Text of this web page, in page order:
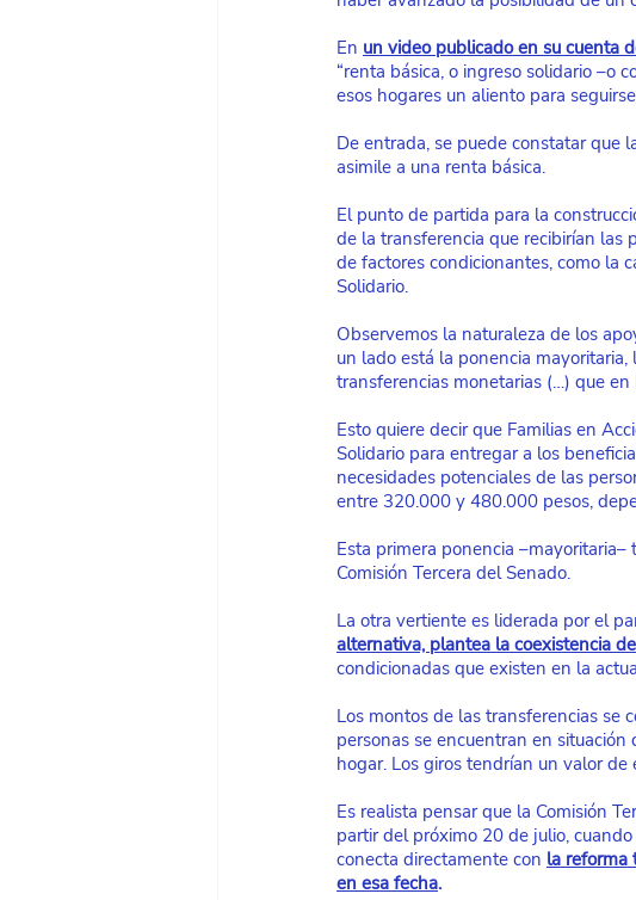
En un video publicado en su cuenta
“renta básica, o ingreso solidario –o
esos hogares un aliento para
De entrada, se puede constatar que
asimile a una renta básica.
El punto de partida para la
de la transferencia que recibirían las
de factores condicionantes, como la
Solidario.
Observemos la naturaleza de los
un lado está la ponencia
transferencias monetarias (…) que
Esto quiere decir que Familias en
Solidario para entregar a los
necesidades potenciales de las
entre 320.000 y 480.000 pesos,
Esta primera ponencia
Comisión Tercera del Senado.
La otra vertiente es liderada por el
alternativa, plantea la coexistencia
condicionadas que existen en la
Los montos de las transferencias se
personas se encuentran en
hogar. Los giros tendrían un valor
Es realista pensar que la Comisión
partir del próximo 20 de julio,
conecta directamente con la reforma
en esa fecha.